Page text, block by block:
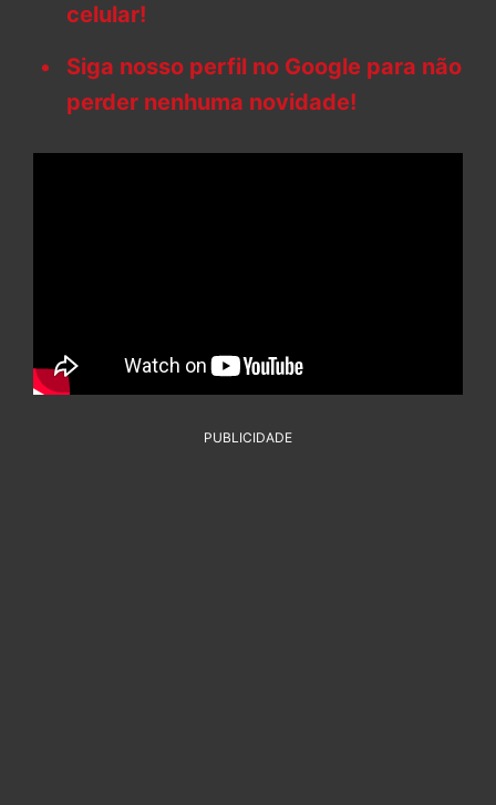
celular!
Siga nosso perfil no Google para não
perder nenhuma novidade!
PUBLICIDADE